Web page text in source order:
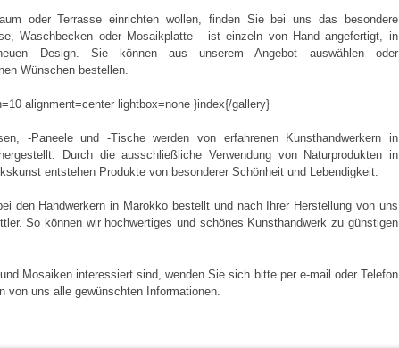
oder Terrasse einrichten wollen, finden Sie bei uns das besondere
Waschbecken oder Mosaikplatte - ist einzeln von Hand angefertigt, in
Design. Sie können aus unserem Angebot auswählen oder
Wünschen bestellen.
alignment=center lightbox=none }index{/gallery}
-Paneele und -Tische werden von erfahrenen Kunsthandwerkern in
Durch die ausschließliche Verwendung von Naturprodukten in
entstehen Produkte von besonderer Schönheit und Lebendigkeit.
den Handwerkern in Marokko bestellt und nach Ihrer Herstellung von uns
So können wir hochwertiges und schönes Kunsthandwerk zu günstigen
Mosaiken interessiert sind, wenden Sie sich bitte per e-mail oder Telefon
von uns alle gewünschten Informationen.